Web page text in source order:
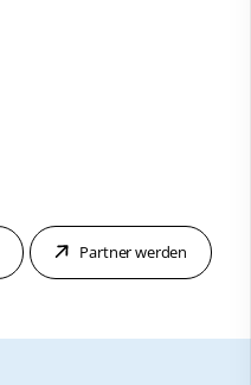
Partner werden